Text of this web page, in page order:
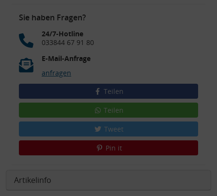
Sie haben Fragen?
24/7-Hotline
033844 67 91 80
E-Mail-Anfrage
anfragen
Teilen
Teilen
Tweet
Pin it
Artikelinfo